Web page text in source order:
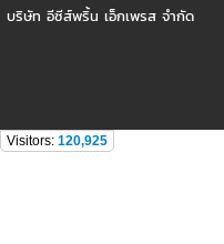
บริษัท อีซีส์พริ้น เอ็กเพรส จำกัด
Visitors: 120,925